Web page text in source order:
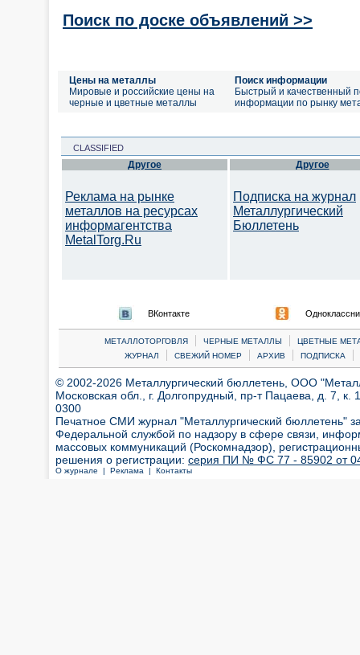
Поиск по доске объявлений >>
Цены на металлы
Мировые и российские цены на
черные и цветные металлы
Поиск информации
Быстрый и качественный
информации по рынку
CLASSIFIED
Другое
Реклама на рынке
металлов на ресурсах
информагентства
MetalTorg.Ru
Другое
Подписка на журнал
Металлургический
Бюллетень
ВКонтакте
МЕТАЛЛОТОРГОВЛЯ | ЧЕРНЫЕ МЕТАЛЛЫ |
ЦВЕТНЫЕ
ЖУРНАЛ
| СВЕЖИЙ НОМЕР | АРХИВ | ПОДПИСКА |
© 2002-2026 Металлургический бюллетень, ООО
Московская обл., г. Долгопрудный, пр-т Пацаева, д. 7,
0300
Печатное СМИ журнал "Металлургический бюллетень"
Федеральной службой по надзору в сфере связи,
массовых коммуникаций (Роскомнадзор),
решения о регистрации: серия ПИ № ФС 77 - 85902 от 04
О журнале | Реклама | Контакты